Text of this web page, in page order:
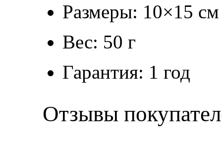
Размеры: 10×15 см
Вес: 50 г
Гарантия: 1 год
Отзывы